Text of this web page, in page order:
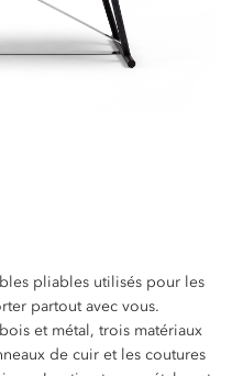
pliables utilisés pour les
partout avec vous.
et métal, trois matériaux
de cuir et les coutures